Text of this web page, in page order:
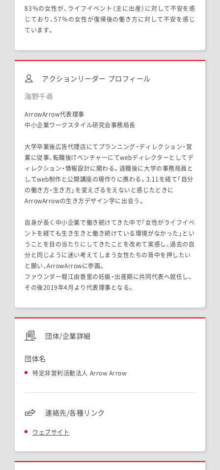
83％の女性が、ライフイベント（主に出産）に対して不安を感
じており、 57％の女性が復帰後の働き方に対して不安を感じ
ています。
アクションリーダー プロフィール
海野千尋
ArrowArrow代表理事
中小企業ワークスタイル研究会事務局長
大学卒業後広告代理店にてプランニング・ディレクション・営
業に従事、転職後ITベンチャーにてwebディレクターとしてデ
ィレクション・情報設計に関わる。退職後に大学の事務局員と
してweb制作と公開講座の場作りに携わる。3.11を経て「自分
の働き方・生き方」を変えざるをえないと感じたときに
ArrowArrowの生き方デザイン学に出会う。
自身が長く中小企業で働き続けてきた中で「女性がライフイベ
ントを経ても生き生きと働き続けている環境がなかった」とい
うことを目の当たりにしてきたことを改めて実感し、過去の自
分と同じように迷い考えてしまう女性たちの背中を押したい
と願い、ArrowArrowに参画。
ファウンダー堀江由香里の妊娠・出産期に共同代表へ就任し、
その後2019年4月より代表理事となる。
団体/企業詳細
団体名
特定非営利活動法人 Arrow Arrow
連絡先/各種リンク
ウェブサイト